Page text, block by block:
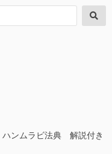
索
ハンムラビ法典 解説付き